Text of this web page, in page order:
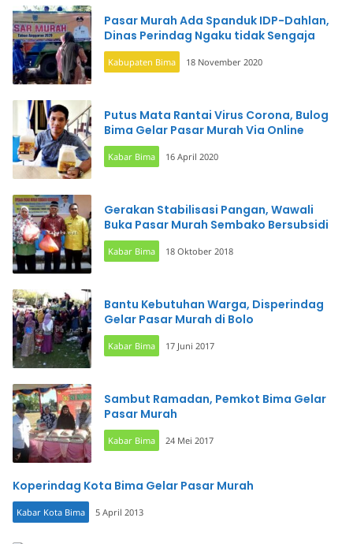
Pasar Murah Ada Spanduk IDP-Dahlan,
Dinas Perindag Ngaku tidak Sengaja
Kabupaten Bima 18 November 2020
Putus Mata Rantai Virus Corona, Bulog
Bima Gelar Pasar Murah Via Online
Kabar Bima 16 April 2020
Gerakan Stabilisasi Pangan, Wawali
Buka Pasar Murah Sembako Bersubsidi
Kabar Bima 18 Oktober 2018
Bantu Kebutuhan Warga, Disperindag
Gelar Pasar Murah di Bolo
Kabar Bima 17 Juni 2017
Sambut Ramadan, Pemkot Bima Gelar
Pasar Murah
Kabar Bima 24 Mei 2017
Koperindag Kota Bima Gelar Pasar Murah
Kabar Kota Bima 5 April 2013